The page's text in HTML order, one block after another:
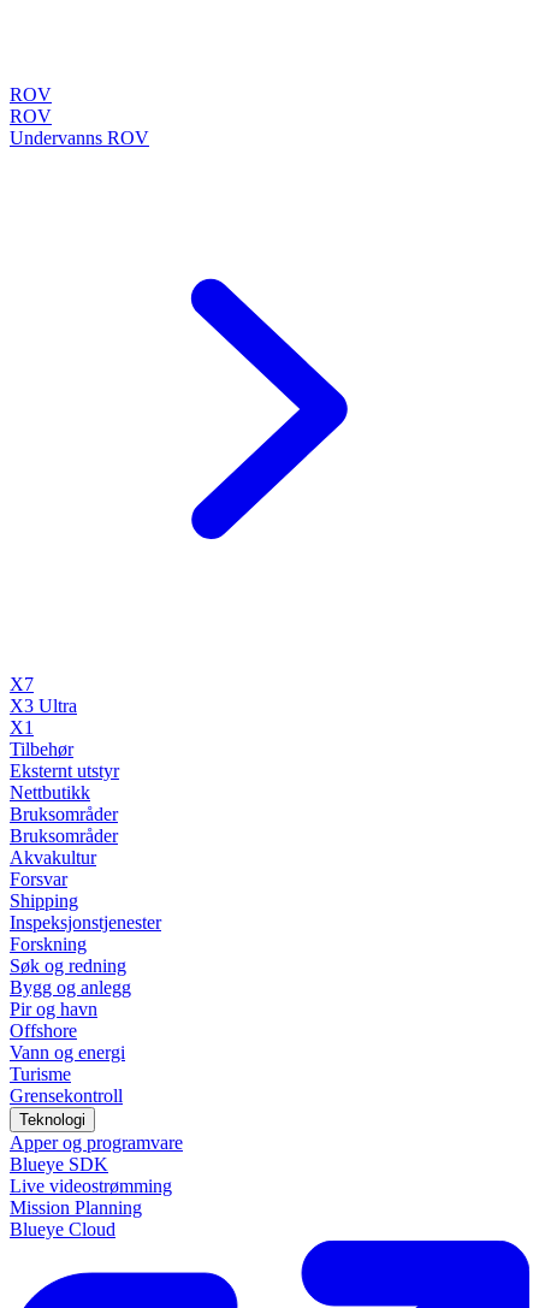
ROV
ROV
Undervanns ROV
X7
X3 Ultra
X1
Tilbehør
Eksternt utstyr
Nettbutikk
Bruksområder
Bruksområder
Akvakultur
Forsvar
Shipping
Inspeksjonstjenester
Forskning
Søk og redning
Bygg og anlegg
Pir og havn
Offshore
Vann og energi
Turisme
Grensekontroll
Teknologi
Apper og programvare
Blueye SDK
Live videostrømming
Mission Planning
Blueye Cloud